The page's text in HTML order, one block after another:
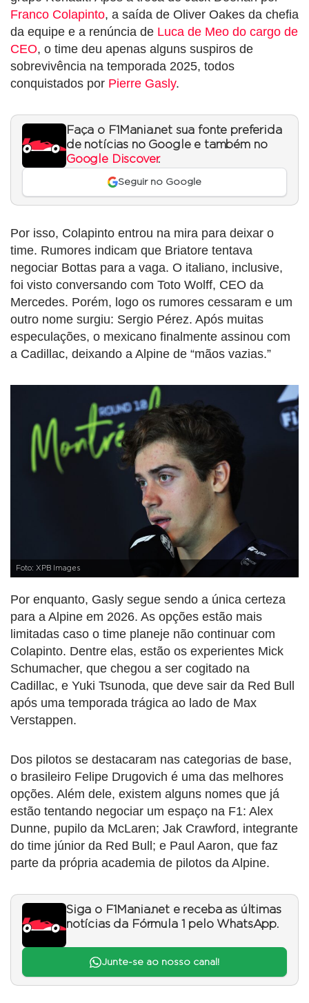
Franco Colapinto, a saída de Oliver Oakes da chefia
da equipe e a renúncia de Luca de Meo do cargo de
CEO, o time deu apenas alguns suspiros de
sobrevivência na temporada 2025, todos
conquistados por Pierre Gasly.
Faça o F1Mania.net sua fonte preferida
de notícias no Google e também no
Google Discover.
Seguir no Google
Por isso, Colapinto entrou na mira para deixar o
time. Rumores indicam que Briatore tentava
negociar Bottas para a vaga. O italiano, inclusive,
foi visto conversando com Toto Wolff, CEO da
Mercedes. Porém, logo os rumores cessaram e um
outro nome surgiu: Sergio Pérez. Após muitas
especulações, o mexicano finalmente assinou com
a Cadillac, deixando a Alpine de “mãos vazias.”
Foto: XPB Images
Por enquanto, Gasly segue sendo a única certeza
para a Alpine em 2026. As opções estão mais
limitadas caso o time planeje não continuar com
Colapinto. Dentre elas, estão os experientes Mick
Schumacher, que chegou a ser cogitado na
Cadillac, e Yuki Tsunoda, que deve sair da Red Bull
após uma temporada trágica ao lado de Max
Verstappen.
Dos pilotos se destacaram nas categorias de base,
o brasileiro Felipe Drugovich é uma das melhores
opções. Além dele, existem alguns nomes que já
estão tentando negociar um espaço na F1: Alex
Dunne, pupilo da McLaren; Jak Crawford, integrante
do time júnior da Red Bull; e Paul Aaron, que faz
parte da própria academia de pilotos da Alpine.
Siga o F1Mania.net e receba as últimas
notícias da Fórmula 1 pelo WhatsApp.
Junte-se ao nosso canal!